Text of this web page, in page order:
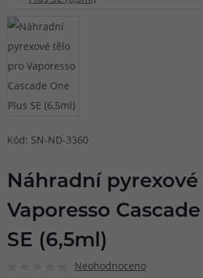
Kód: SN-ND-3360
Náhradní
Vaporesso
SE (6,5ml)
Neohodnoceno